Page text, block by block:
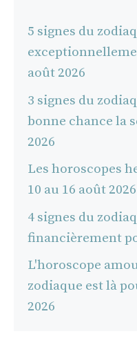
5 signes du
août 2026
3 signes du
bonne chance la
2026
Les horoscopes
10 au 16 août 2026
4 signes du
financièrement
L'horoscope
zodiaque est là
2026